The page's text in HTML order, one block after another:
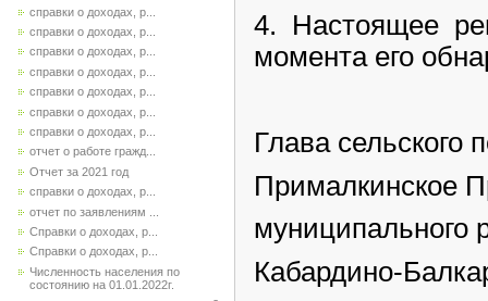
справки о доходах, р...
справки о доходах, р...
справки о доходах, р...
справки о доходах, р...
справки о доходах, р...
справки о доходах, р...
справки о доходах, р...
отчет о работе гражд...
Отчет за 2021 год
справки о доходах, р...
отчет по заявлениям ...
Справки о доходах, р...
Справки о доходах, р...
Численность населения по
состоянию на 01.01.2022г.
4. Настоящее
момента его
Глава сельского
Прималкинское
муниципального
Кабардино-